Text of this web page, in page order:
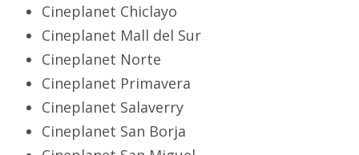
Cineplanet Chiclayo
Cineplanet Mall del Sur
Cineplanet Norte
Cineplanet Primavera
Cineplanet Salaverry
Cineplanet San Borja